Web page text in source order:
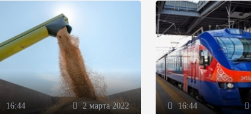
16:44 2 марта 2022 16:44